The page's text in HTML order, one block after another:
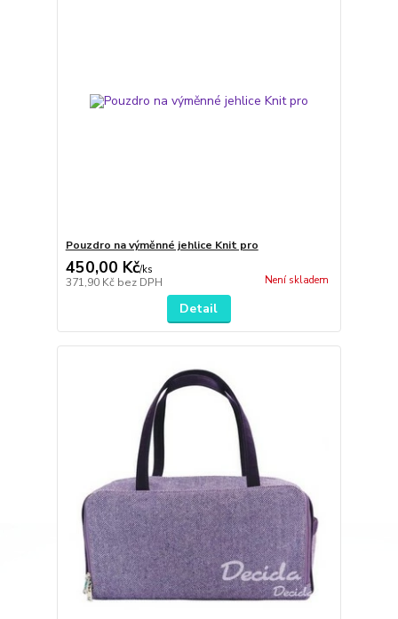
Pouzdro na výměnné jehlice Knit pro
450,00 Kč/ks
371,90 Kč bez DPH Není skladem
Detail